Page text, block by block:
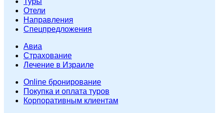
Отели
Направления
Спецпредложения
Авиа
Страхование
Лечение в Израиле
Online бронирование
Покупка и оплата туров
Корпоративным клиентам